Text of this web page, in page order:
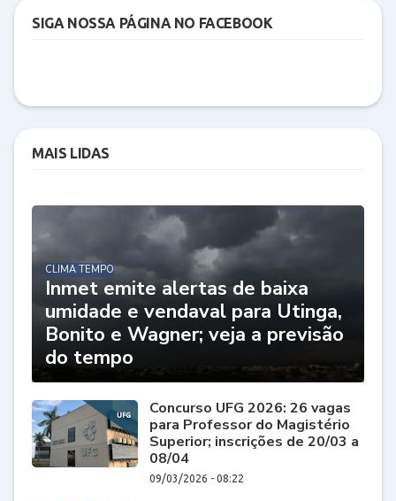
SIGA NOSSA PÁGINA NO FACEBOOK
MAIS LIDAS
CLIMA TEMPO
Inmet emite alertas de baixa
umidade e vendaval para Utinga,
Bonito e Wagner; veja a previsão
do tempo
Concurso UFG 2026: 26 vagas
para Professor do Magistério
Superior; inscrições de 20/03 a
08/04
09/03/2026 - 08:22